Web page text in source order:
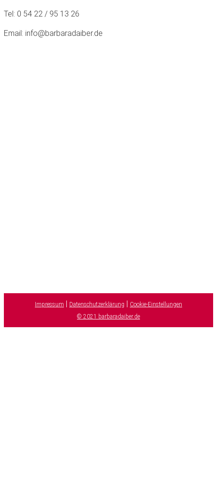
Tel: 0 54 22 / 95 13 26
Email: info@barbaradaiber.de
Impressum | Datenschutzerklärung | Cookie-Einstellungen
© 2021 barbaradaiber.de